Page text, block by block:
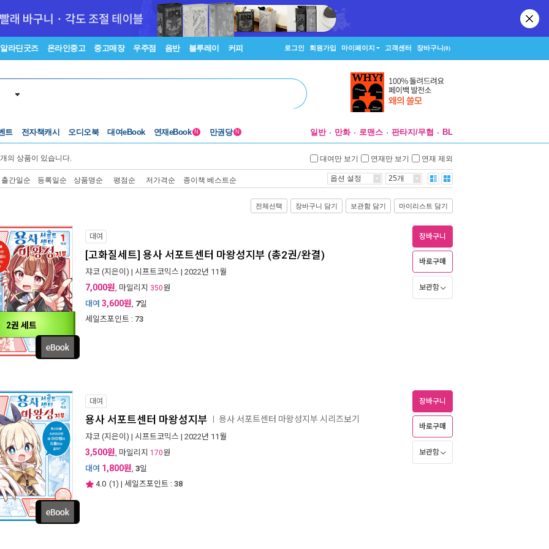
알라딘굿즈 온라인중고 중고매장 우주점 음반 블루레이 커피 로그인 회원가입 마이페이지 고객센터 장바구니(0)
트 전자책캐시 오디오북 대여eBook 연재eBook N 만권당 N 일반 만화 로맨스 판타지/무협 BL
개의 상품이 있습니다. 대여만 보기 연재만 보기 연재 제외
출간일순 등록일순 상품명순 평점순 저가격순 종이책 베스트순 옵션 설정 25개
전체선택 장바구니 담기 보관함 담기 마이리스트 담기
2권 세트
대여
[고화질세트] 용사 서포트센터 마왕성지부 (총2권/완결)
쟈코 (지은이) | 시프트코믹스 | 2022년 11월
7,000원, 마일리지 350원
대여 3,600원, 7일
세일즈포인트 : 73
장바구니
바로구매
보관함
대여
용사 서포트센터 마왕성지부 용사 서포트센터 마왕성지부 시리즈보기
쟈코 (지은이) | 시프트코믹스 | 2022년 11월
3,500원, 마일리지 170원
대여 1,800원, 3일
4.0 (1) | 세일즈포인트 : 38
장바구니
바로구매
보관함